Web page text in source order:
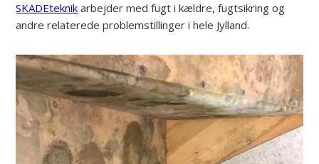
SKADEteknik arbejder med fugt i kældre, fugtsikring og
andre relaterede problemstillinger i hele Jylland.